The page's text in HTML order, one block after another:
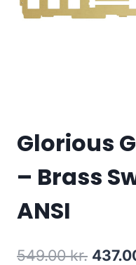
Glorious
– Brass
ANSI
549.00kr.